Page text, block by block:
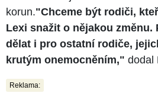
korun."Chceme být rodiči,
Lexi snažit o nějakou změnu.
dělat i pro ostatní rodiče,
krutým onemocněním," dodal
Reklama: